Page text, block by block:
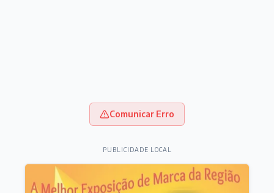
Comunicar Erro
PUBLICIDADE LOCAL